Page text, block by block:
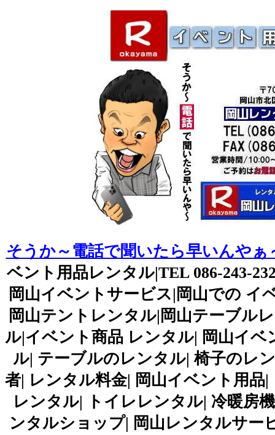
そうか～電話で聞いたら早いんやぁ
ベント用品レンタル|TEL 086-243-
岡山イベントサービス|岡山での イ
岡山テントレンタル|岡山テーブル
ル|イベント商品 レンタル| 岡山イ
ル| テーブルのレンタル| 椅子のレ
者| レンタル料金| 岡山イベント用品
レンタル| トイレレンタル| 冷暖房
ンタルショップ| 岡山レンタルサー